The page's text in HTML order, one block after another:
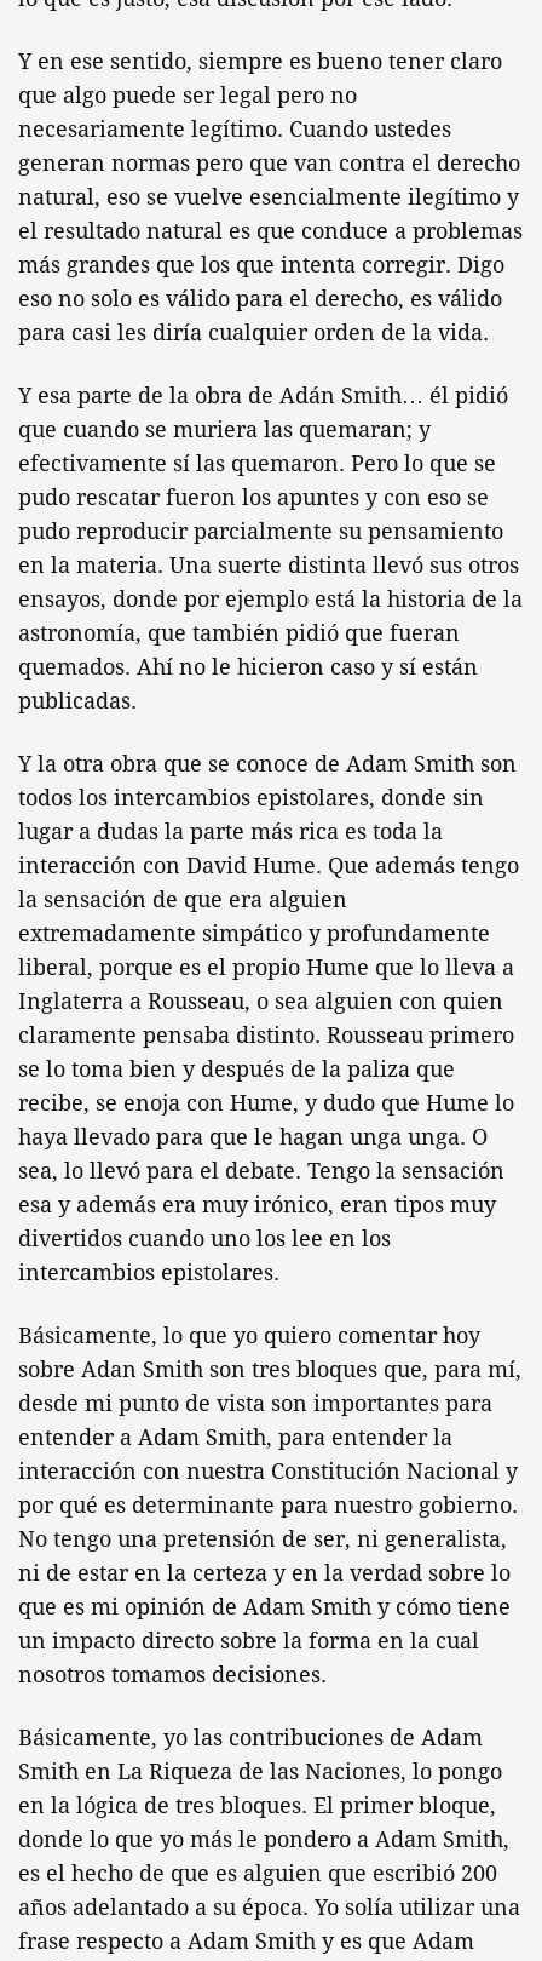
Y en ese sentido, siempre es bueno tener claro
que algo puede ser legal pero no
necesariamente legítimo. Cuando ustedes
generan normas pero que van contra el derecho
natural, eso se vuelve esencialmente ilegítimo y
el resultado natural es que conduce a problemas
más grandes que los que intenta corregir. Digo
eso no solo es válido para el derecho, es válido
para casi les diría cualquier orden de la vida.
Y esa parte de la obra de Adán Smith… él pidió
que cuando se muriera las quemaran; y
efectivamente sí las quemaron. Pero lo que se
pudo rescatar fueron los apuntes y con eso se
pudo reproducir parcialmente su pensamiento
en la materia. Una suerte distinta llevó sus otros
ensayos, donde por ejemplo está la historia de la
astronomía, que también pidió que fueran
quemados. Ahí no le hicieron caso y sí están
publicadas.
Y la otra obra que se conoce de Adam Smith son
todos los intercambios epistolares, donde sin
lugar a dudas la parte más rica es toda la
interacción con David Hume. Que además tengo
la sensación de que era alguien
extremadamente simpático y profundamente
liberal, porque es el propio Hume que lo lleva a
Inglaterra a Rousseau, o sea alguien con quien
claramente pensaba distinto. Rousseau primero
se lo toma bien y después de la paliza que
recibe, se enoja con Hume, y dudo que Hume lo
haya llevado para que le hagan unga unga. O
sea, lo llevó para el debate. Tengo la sensación
esa y además era muy irónico, eran tipos muy
divertidos cuando uno los lee en los
intercambios epistolares.
Básicamente, lo que yo quiero comentar hoy
sobre Adan Smith son tres bloques que, para mí,
desde mi punto de vista son importantes para
entender a Adam Smith, para entender la
interacción con nuestra Constitución Nacional y
por qué es determinante para nuestro gobierno.
No tengo una pretensión de ser, ni generalista,
ni de estar en la certeza y en la verdad sobre lo
que es mi opinión de Adam Smith y cómo tiene
un impacto directo sobre la forma en la cual
nosotros tomamos decisiones.
Básicamente, yo las contribuciones de Adam
Smith en La Riqueza de las Naciones, lo pongo
en la lógica de tres bloques. El primer bloque,
donde lo que yo más le pondero a Adam Smith,
es el hecho de que es alguien que escribió 200
años adelantado a su época. Yo solía utilizar una
frase respecto a Adam Smith y es que Adam